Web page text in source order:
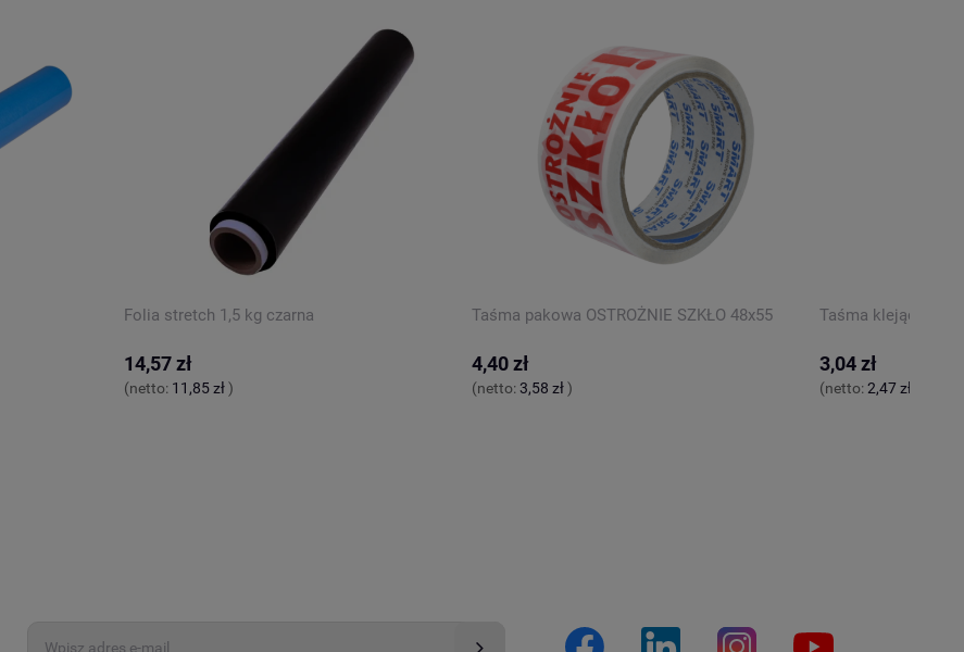
Folia stretch 1,5 kg czarna
14,57 zł
(netto: 11,85 zł)
Taśma pakowa OSTROŻNIE SZKŁO 48x55
4,40 zł
(netto:3,58 zł)
Taśma klejąca
3,04 zł
(netto:2,47 zł